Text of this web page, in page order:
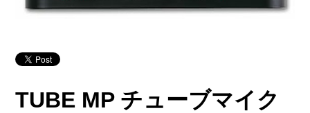
TUBE MP チューブマイク